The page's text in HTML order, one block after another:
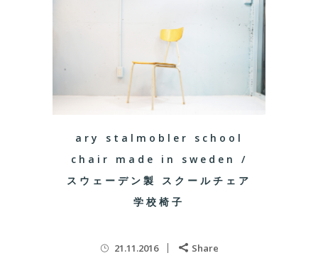
ary stalmobler school
chair made in sweden /
スウェーデン製 スクールチェア
学校椅子
21.11.2016 Share